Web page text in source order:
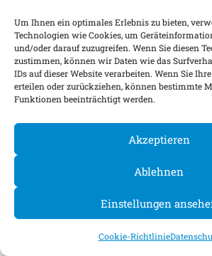
Um Ihnen ein optimales Erlebnis zu bieten,
Technologien wie Cookies, um
und/oder darauf zuzugreifen. Wenn Sie diesen
zustimmen, können wir Daten wie das
IDs auf dieser Website verarbeiten. Wenn Sie
erteilen oder zurückziehen, können bestimmte
Funktionen beeinträchtigt werden.
Akzeptieren
Ablehnen
Einstellungen
Cookie-Richtlinie
einem
zum